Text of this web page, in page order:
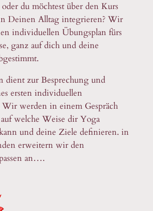
du möchtest über den Kurs
Deinen Alltag integrieren? Wir
individuellen Übungsplan fürs
ganz auf dich und deine
dient zur Besprechung und
ersten individuellen
Wir werden in einem Gespräch
welche Weise dir Yoga
und deine Ziele definieren. in
erweitern wir den
an….